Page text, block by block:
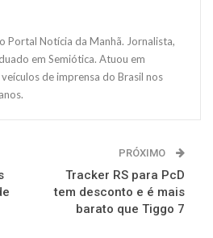
Portal Notícia da Manhã. Jornalista,
em Semiótica. Atuou em
de imprensa do Brasil nos
PRÓXIMO
Tracker RS para PcD
tem desconto e é mais
barato que Tiggo 7